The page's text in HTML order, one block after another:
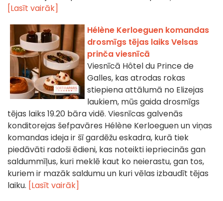
[Lasīt vairāk]
Hélène Kerloeguen komandas
drosmīgs tējas laiks Velsas
prinča viesnīcā
Viesnīcā Hôtel du Prince de
Galles, kas atrodas rokas
stiepiena attālumā no Elizejas
laukiem, mūs gaida drosmīgs
tējas laiks 19.20 bāra vidē. Viesnīcas galvenās
konditorejas šefpavāres Hélène Kerloeguen un viņas
komandas ideja ir šī gardēžu eskadra, kurā tiek
piedāvāti radoši ēdieni, kas noteikti iepriecinās gan
saldummīļus, kuri meklē kaut ko neierastu, gan tos,
kuriem ir mazāk saldumu un kuri vēlas izbaudīt tējas
laiku. [Lasīt vairāk]